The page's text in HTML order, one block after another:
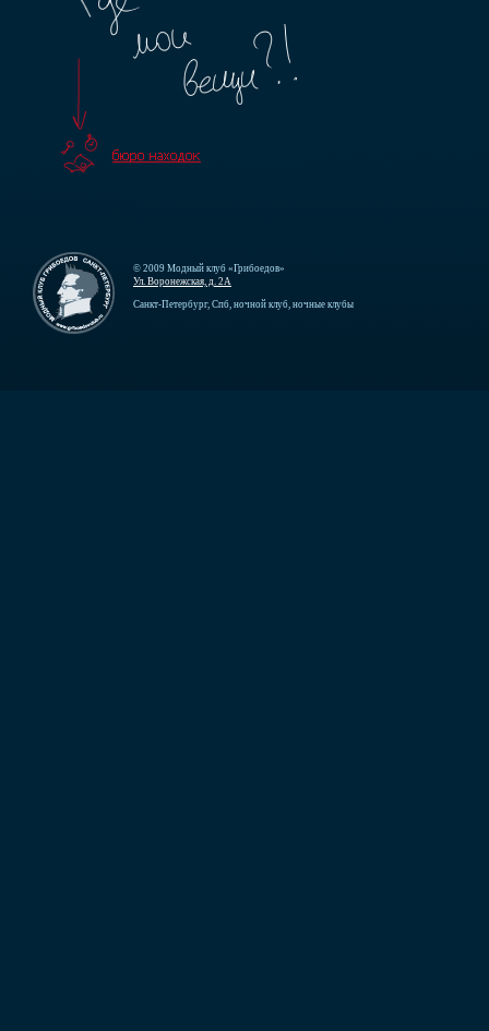
© 2009 Модный клуб «Грибоедов»
Ул. Воронежская, д. 2А
Санкт-Петербург, Спб, ночной клуб, ночные клубы